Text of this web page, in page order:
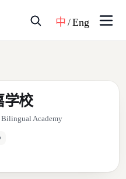
中 /Eng
学校
Academy